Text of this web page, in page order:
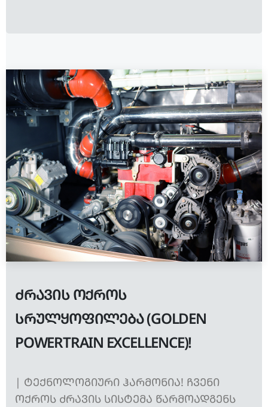
ᲫᲠᲐᲕᲘᲡ ᲝᲥᲠᲝᲡ
ᲡᲠᲣᲚᲧᲝᲤᲘᲚᲔᲑᲐ (GOLDEN
POWERTRAIN EXCELLENCE)!
| ᲢᲔᲥᲜᲝᲚᲝᲒᲘᲣᲠᲘ ᲰᲐᲠᲛᲝᲜᲘᲐ! ᲩᲕᲔᲜᲘ
ᲝᲥᲠᲝᲡ ᲫᲠᲐᲕᲘᲡ ᲡᲘᲡᲢᲔᲛᲐ ᲬᲐᲠᲛᲝᲐᲓᲒᲔᲜᲡ